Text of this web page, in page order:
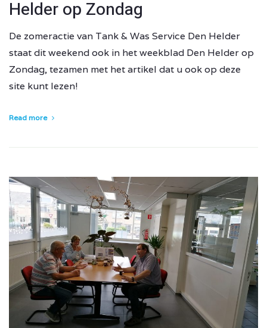
Helder op Zondag
De zomeractie van Tank & Was Service Den Helder
staat dit weekend ook in het weekblad Den Helder op
Zondag, tezamen met het artikel dat u ook op deze
site kunt lezen!
Read more